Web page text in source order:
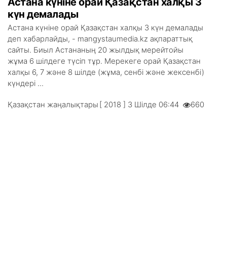
күн демалады
Астана күніне орай Қазақстан халқы 3 күн демалады
деп хабарлайды, - mangystaumedia.kz ақпараттық
сайты. Биыл Астананың 20 жылдық мерейтойы
жұма 6 шілдеге түсіп тұр. Мерекеге орай Қазақстан
халқы 6, 7 және 8 шілде (жұма, сенбі және жексенбі)
күндері ...
Қазақстан жаңалықтары [ 2018 ] 3 Шілде 06:44 660